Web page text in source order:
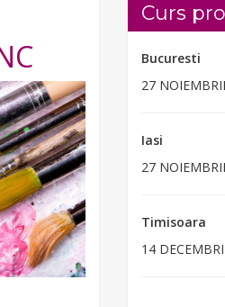
Curs
Bucuresti
27
Iasi
27
Timisoara
14